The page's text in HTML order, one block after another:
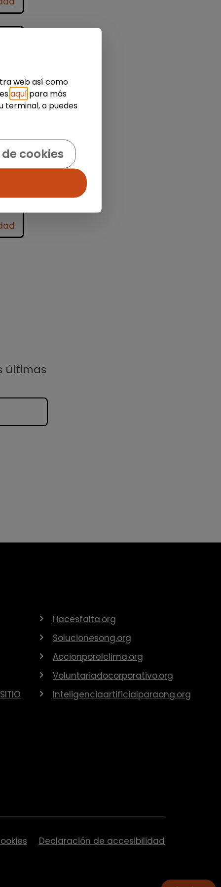
últimas
Hacesfalta.org
Solucionesong.org
Accionporelclima.org
Voluntariadocorporativo.org
Inteligenciaartificialparaong.org
Declaración de accesibilidad
web así como
aquí para más
terminal, o puedes
cookies